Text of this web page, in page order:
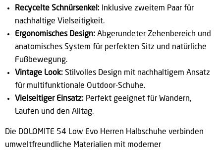
Recycelte Schnürsenkel: Inklusive zweitem Paar für
nachhaltige Vielseitigkeit.
Ergonomisches Design: Abgerundeter Zehenbereich und
anatomisches System für perfekten Sitz und natürliche
Fußbewegung.
Vintage Look: Stilvolles Design mit nachhaltigem Ansatz
für multifunktionale Outdoor-Schuhe.
Vielseitiger Einsatz: Perfekt geeignet für Wandern,
Laufen und den Alltag.
Die DOLOMITE 54 Low Evo Herren Halbschuhe verbinden
umweltfreundliche Materialien mit moderner